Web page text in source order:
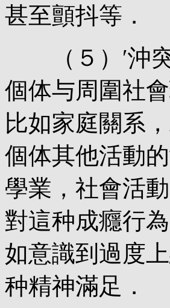
甚至顫抖等．
（５）′沖突
個体与周圍社
比如家庭關系
個体其他活動
學業，社會活
對這种成癮行
如意識到過度
种精神滿足．